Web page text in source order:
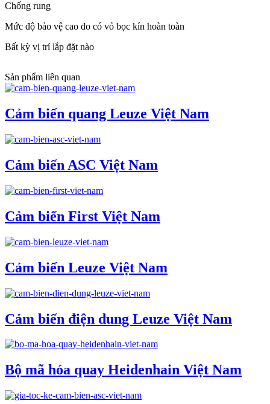
Chống rung
Mức độ bảo vệ cao do có vỏ bọc kín hoàn toàn
Bất kỳ vị trí lắp đặt nào
Sản phẩm liên quan
Cảm biến quang Leuze Việt Nam
Cảm biến ASC Việt Nam
Cảm biến First Việt Nam
Cảm biến Leuze Việt Nam
Cảm biến điện dung Leuze Việt Nam
Bộ mã hóa quay Heidenhain Việt Nam